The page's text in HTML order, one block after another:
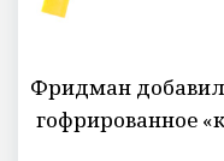
Фридман
гофрированное